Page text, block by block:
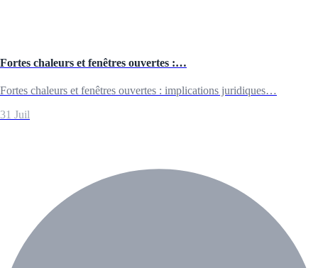
Fortes chaleurs et fenêtres ouvertes :…
Fortes chaleurs et fenêtres ouvertes : implications juridiques…
31 Juil